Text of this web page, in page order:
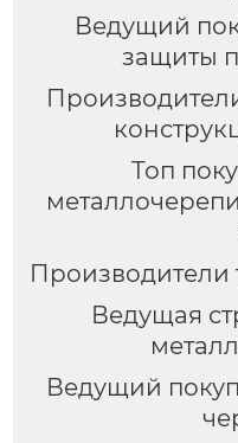
Ведущий
защиты
Топ
Производители
Ведущая
Ведущий